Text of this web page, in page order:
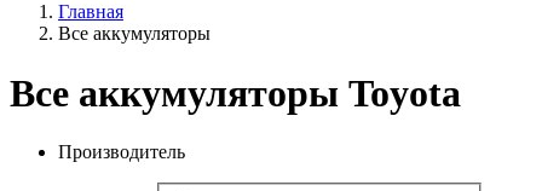
Главная
Все аккумуляторы
Все аккумуляторы Toyota
Производитель